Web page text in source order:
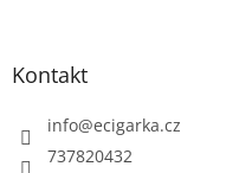
Kontakt
info@ecigarka.cz
737820432